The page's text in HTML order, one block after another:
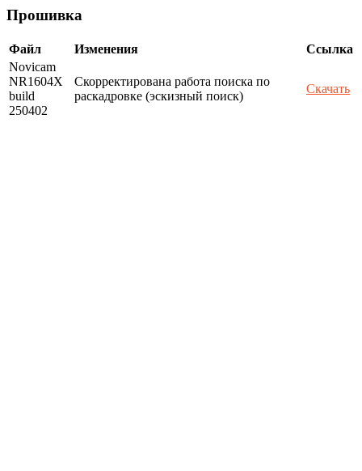
Прошивка
Файл Изменения
Ссылка
Novicam
NR1604X
build
250402
Скорректирована работа поиска по
раскадровке (эскизный поиск)
Скачать